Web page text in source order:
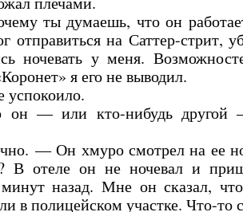
ты думаешь, что он
отправиться на Саттер-стрит,
ночевать у меня.
я его не выводил.
успокоило.
или кто-нибудь другой
— Он хмуро смотрел на ее
В отеле он не ночевал и
минут назад. Мне он сказал,
в полицейском участке. Что-то